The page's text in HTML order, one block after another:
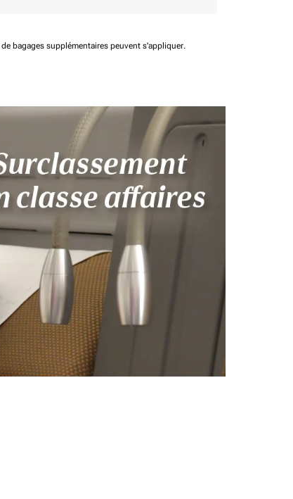
bagages supplémentaires peuvent s'appliquer.